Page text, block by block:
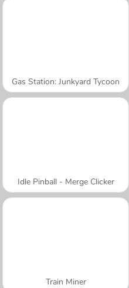
Gas Station: Junkyard Tycoon
Idle Pinball - Merge Clicker
Train Miner